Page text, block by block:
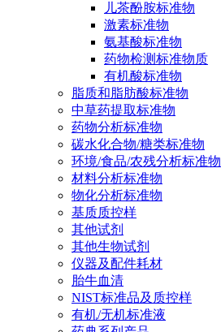
儿茶酚胺标准物
激素标准物
氨基酸标准物
药物检测标准物质
有机酸标准物
脂质和脂肪酸标准物
中草药提取标准物
药物分析标准物
碳水化合物/糖类标准物
环境/食品/农残分析标准物
材料分析标准物
物化分析标准物
基质质控样
其他试剂
其他生物试剂
仪器及配件耗材
胎牛血清
NIST标准品及质控样
有机/无机标准液